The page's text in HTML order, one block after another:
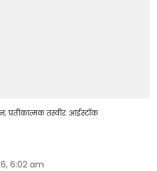
प्रतीकात्मक तस्वीर: आईस्टॉक
6:02 am